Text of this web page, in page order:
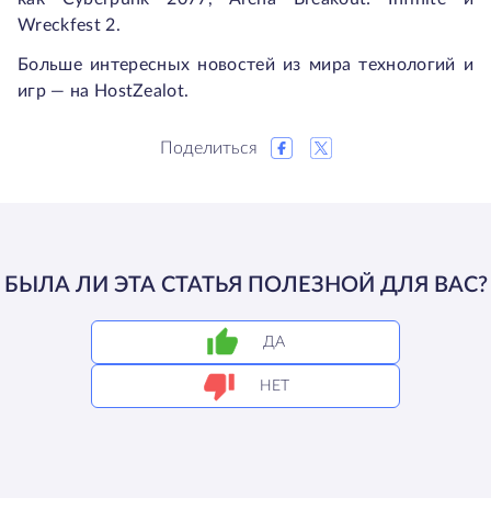
Wreckfest 2.
Больше интересных новостей из мира технологий и
игр — на HostZealot.
Поделиться
БЫЛА ЛИ ЭТА СТАТЬЯ ПОЛЕЗНОЙ ДЛЯ ВАС?
ДА
НЕТ